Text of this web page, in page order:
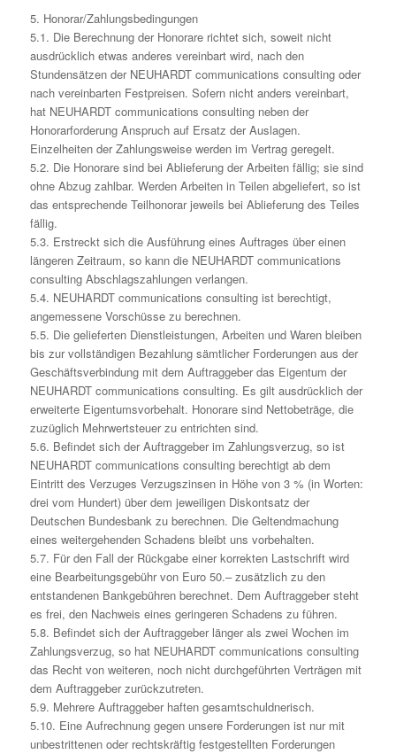
5. Honorar/Zahlungsbedingungen
5.1. Die Berechnung der Honorare richtet sich, soweit nicht
ausdrücklich etwas anderes vereinbart wird, nach den
Stundensätzen der NEUHARDT communications consulting oder
nach vereinbarten Festpreisen. Sofern nicht anders vereinbart,
hat NEUHARDT communications consulting neben der
Honorarforderung Anspruch auf Ersatz der Auslagen.
Einzelheiten der Zahlungsweise werden im Vertrag geregelt.
5.2. Die Honorare sind bei Ablieferung der Arbeiten fällig; sie sind
ohne Abzug zahlbar. Werden Arbeiten in Teilen abgeliefert, so ist
das entsprechende Teilhonorar jeweils bei Ablieferung des Teiles
fällig.
5.3. Erstreckt sich die Ausführung eines Auftrages über einen
längeren Zeitraum, so kann die NEUHARDT communications
consulting Abschlagszahlungen verlangen.
5.4. NEUHARDT communications consulting ist berechtigt,
angemessene Vorschüsse zu berechnen.
5.5. Die gelieferten Dienstleistungen, Arbeiten und Waren bleiben
bis zur vollständigen Bezahlung sämtlicher Forderungen aus der
Geschäftsverbindung mit dem Auftraggeber das Eigentum der
NEUHARDT communications consulting. Es gilt ausdrücklich der
erweiterte Eigentumsvorbehalt. Honorare sind Nettobeträge, die
zuzüglich Mehrwertsteuer zu entrichten sind.
5.6. Befindet sich der Auftraggeber im Zahlungsverzug, so ist
NEUHARDT communications consulting berechtigt ab dem
Eintritt des Verzuges Verzugszinsen in Höhe von 3 % (in Worten:
drei vom Hundert) über dem jeweiligen Diskontsatz der
Deutschen Bundesbank zu berechnen. Die Geltendmachung
eines weitergehenden Schadens bleibt uns vorbehalten.
5.7. Für den Fall der Rückgabe einer korrekten Lastschrift wird
eine Bearbeitungsgebühr von Euro 50.– zusätzlich zu den
entstandenen Bankgebühren berechnet. Dem Auftraggeber steht
es frei, den Nachweis eines geringeren Schadens zu führen.
5.8. Befindet sich der Auftraggeber länger als zwei Wochen im
Zahlungsverzug, so hat NEUHARDT communications consulting
das Recht von weiteren, noch nicht durchgeführten Verträgen mit
dem Auftraggeber zurückzutreten.
5.9. Mehrere Auftraggeber haften gesamtschuldnerisch.
5.10. Eine Aufrechnung gegen unsere Forderungen ist nur mit
unbestrittenen oder rechtskräftig festgestellten Forderungen